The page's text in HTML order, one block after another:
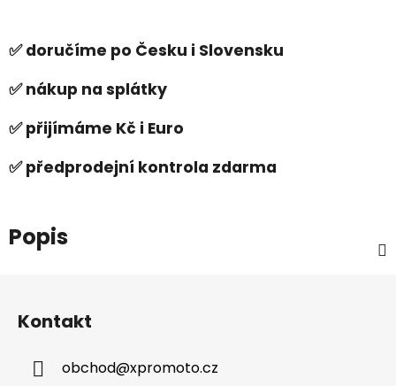
✅ doručíme po Česku i Slovensku
✅ nákup na splátky
✅ přijímáme Kč i Euro
✅ předprodejní kontrola zdarma
Popis
Kontakt
obchod@xpromoto.cz